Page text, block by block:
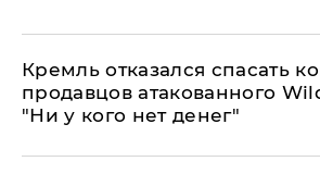
Кремль отказался спасать
продавцов атакованного
"Ни у кого нет денег"